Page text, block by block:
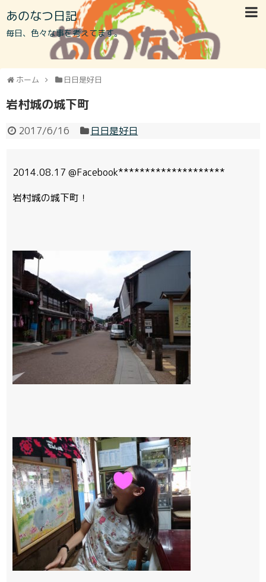
あのなつ日記
毎日、色々な事を考えてます。
ホーム 日日是好日
岩村城の城下町
2017/6/16 日日是好日
2014.08.17 @Facebook********************
岩村城の城下町！